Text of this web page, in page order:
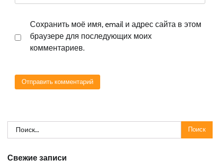
Сохранить моё имя, email и адрес сайта в этом
браузере для последующих моих
комментариев.
Найти:
Свежие записи